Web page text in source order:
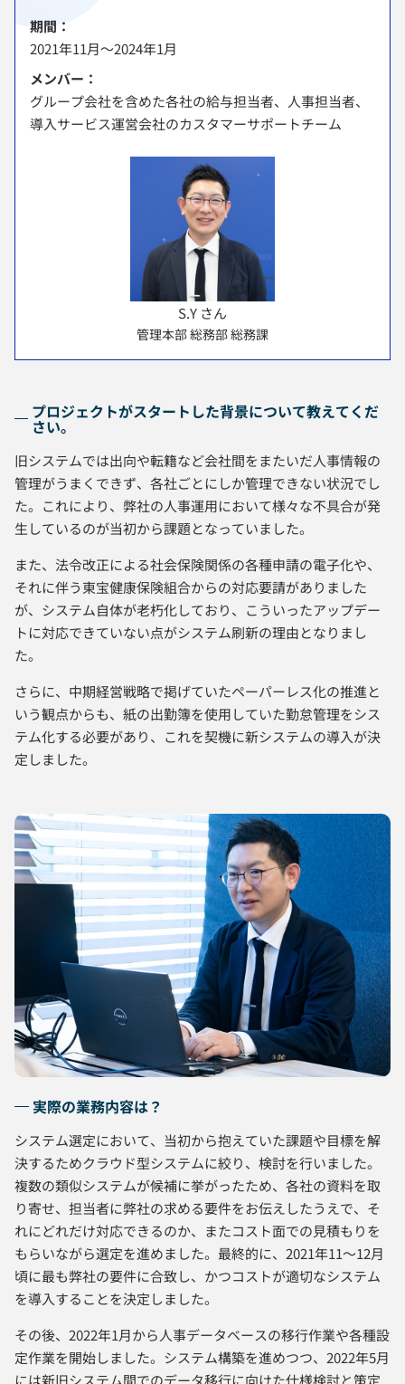
期間：
2021年11月～2024年1月
メンバー：
グループ会社を含めた各社の給与担当者、人事担当者、
導入サービス運営会社のカスタマーサポートチーム
S.Y さん
管理本部 総務部 総務課
プロジェクトがスタートした背景について教えてくだ
さい。
旧システムでは出向や転籍など会社間をまたいだ人事情報の
管理がうまくできず、各社ごとにしか管理できない状況でし
た。これにより、弊社の人事運用において様々な不具合が発
生しているのが当初から課題となっていました。
また、法令改正による社会保険関係の各種申請の電子化や、
それに伴う東宝健康保険組合からの対応要請がありました
が、システム自体が老朽化しており、こういったアップデー
トに対応できていない点がシステム刷新の理由となりまし
た。
さらに、中期経営戦略で掲げていたペーパーレス化の推進と
いう観点からも、紙の出勤簿を使用していた勤怠管理をシス
テム化する必要があり、これを契機に新システムの導入が決
定しました。
実際の業務内容は？
システム選定において、当初から抱えていた課題や目標を解
決するためクラウド型システムに絞り、検討を行いました。
複数の類似システムが候補に挙がったため、各社の資料を取
り寄せ、担当者に弊社の求める要件をお伝えしたうえで、そ
れにどれだけ対応できるのか、またコスト面での見積もりを
もらいながら選定を進めました。最終的に、2021年11～12月
頃に最も弊社の要件に合致し、かつコストが適切なシステム
を導入することを決定しました。
その後、2022年1月から人事データベースの移行作業や各種設
定作業を開始しました。システム構築を進めつつ、2022年5月
には新旧システム間でのデータ移行に向けた仕様検討と策定